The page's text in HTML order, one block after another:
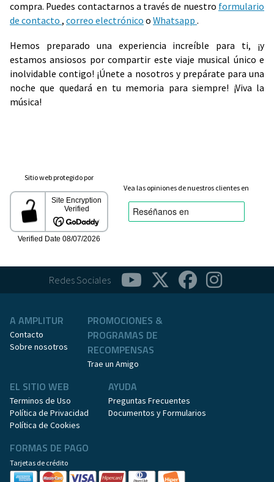
compra. Puedes contactarnos a través de nuestro formulario
de contacto , correo electrónico o Whatsapp .
Hemos preparado una experiencia increíble para ti, ¡y
estamos ansiosos por compartir este viaje musical único e
inolvidable contigo! ¡Únete a nosotros y prepárate para una
noche que quedará en tu memoria para siempre! ¡Viva la
música!
Sitio web protegido por
Vea las opiniones de nuestros clientes en
Redes Sociales
A AMPLITUR
Contacto
Sobre nosotros
PROMOCIONES &
PROGRAMAS DE
RECOMPENSAS
Trae un Amigo
EL SITIO WEB
Terminos de Uso
Política de Privacidad
Política de Cookies
AYUDA
Preguntas Frecuentes
Documentos y Formularios
FORMAS DE PAGO
Tarjetas de crédito